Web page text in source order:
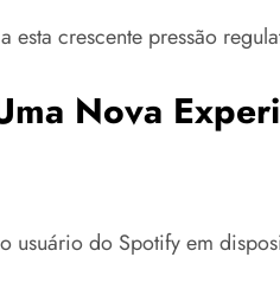
crescente pressão
Nova
do Spotify em